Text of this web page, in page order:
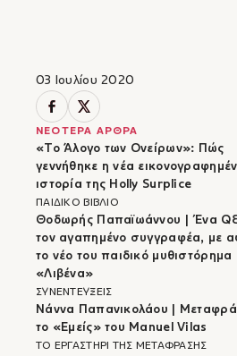
03 Ιουλίου 2020
ΝΕΟΤΕΡΑ ΑΡΘΡΑ
«Το Άλογο των Ονείρων»: Πώς
γεννήθηκε η νέα
ιστορία της Holly Surplice
ΠΑΙΔΙΚΟ ΒΙΒΛΙΟ
Θοδωρής Παπαϊωάννου | Ένα
τον αγαπημένο συγγραφέα, με
το νέο του παιδικό μυθιστόρημα
«Λιβένα»
ΣΥΝΕΝΤΕΥΞΕΙΣ
Νάννα Παπανικολάου |
το «Εμείς» του Manuel Vilas
ΤΟ ΕΡΓΑΣΤΗΡΙ ΤΗΣ ΜΕΤΑΦΡΑΣΗΣ